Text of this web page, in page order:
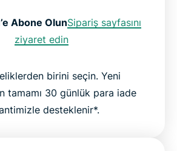
Abone OlunSipariş sayfasını
ziyaret edin
birini seçin. Yeni
tamamı 30 günlük para iade
desteklenir*.